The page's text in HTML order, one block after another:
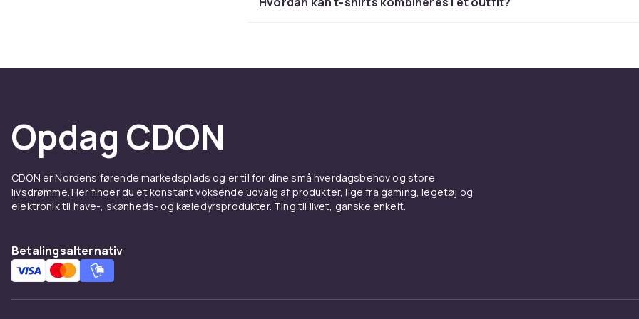
stilarter
De fleste herre-t-shirts er lavet af bomuld takket være dens bløde
og gode åndbarhed. Bomuldsblandinger med stretch giver ekstra
bevægelsesfrihed og hjælper beklædningsgenstanden med at bevare
Opdag CDON
CDON er Nordens førende markedsplads og er til for dine små hverdagsbehov og store
livsdrømme. Her finder du et konstant voksende udvalg af produkter, lige fra gaming, legetøj og
elektronik til have-, skønheds- og kæledyrsprodukter. Ting til livet, ganske enkelt.
Betalingsalternativ